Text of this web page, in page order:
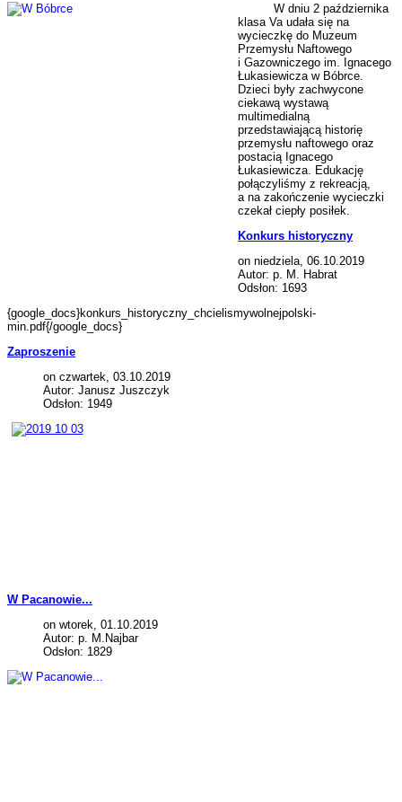
W dniu 2 października
klasa Va udała się na
wycieczkę do Muzeum
Przemysłu Naftowego
i Gazowniczego im. Ignacego
Łukasiewicza w Bóbrce.
Dzieci były zachwycone
ciekawą wystawą
multimedialną
przedstawiającą historię
przemysłu naftowego oraz
postacią Ignacego
Łukasiewicza. Edukację
połączyliśmy z rekreacją,
a na zakończenie wycieczki
czekał ciepły posiłek.
Konkurs historyczny
on niedziela, 06.10.2019
Autor: p. M. Habrat
Odsłon: 1693
{google_docs}konkurs_historyczny_chcielismywolnejpolski-
min.pdf{/google_docs}
Zaproszenie
on czwartek, 03.10.2019
Autor: Janusz Juszczyk
Odsłon: 1949
W Pacanowie...
on wtorek, 01.10.2019
Autor: p. M.Najbar
Odsłon: 1829